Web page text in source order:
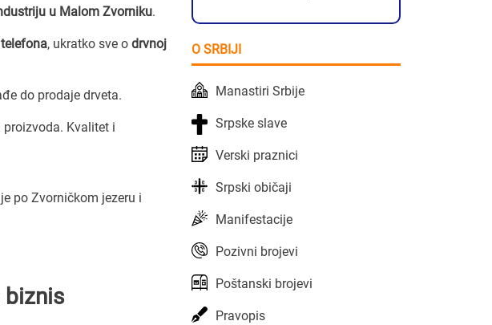
u Malom Zvorniku.
, ukratko sve o drvnoj
do prodaje drveta.
Kvalitet i
po Zvorničkom jezeru i
biznis
O SRBIJI
Manastiri Srbije
Srpske slave
Verski praznici
Srpski običaji
Manifestacije
Pozivni brojevi
Poštanski brojevi
Pravopis